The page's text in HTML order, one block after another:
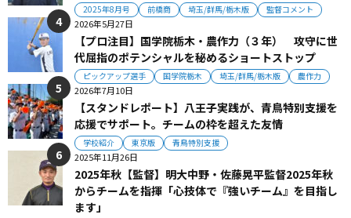
2025年8月号 前橋商 埼玉/群馬/栃木版 監督コメント
2026年5月27日
【プロ注目】国学院栃木・農作力（３年） 攻守に世
代屈指のポテンシャルを秘めるショートストップ
ピックアップ選手 国学院栃木 埼玉/群馬/栃木版 農作力
2026年7月10日
【スタンドレポート】八王子実践が、青鳥特別支援を
応援でサポート。チームの枠を超えた友情
学校紹介 東京版 青鳥特別支援
2025年11月26日
2025年秋【監督】明大中野・佐藤晃平監督2025年秋
からチームを指揮「心技体で『強いチーム』を目指し
ます」